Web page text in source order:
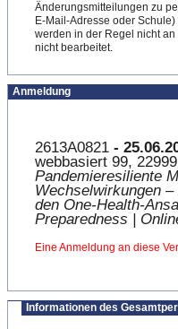
Änderungsmitteilungen zu
E-Mail-Adresse oder
werden in der Regel nicht
nicht bearbeitet.
Anmeldung
2613A0821 -
webbasiert 99,
Pandemieresiliente
Wechselwirkungen
den One-Health-
Preparedness |
Eine Anmeldung an diese
Informationen des